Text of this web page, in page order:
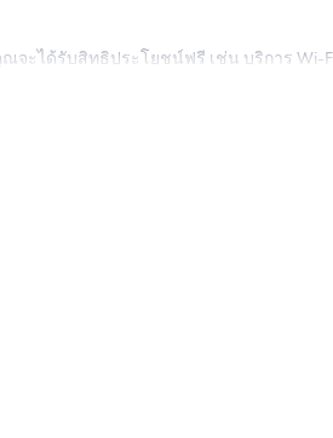
จะได้รับสิทธิประโยชน์ฟรี เช่น บริการ Wi-